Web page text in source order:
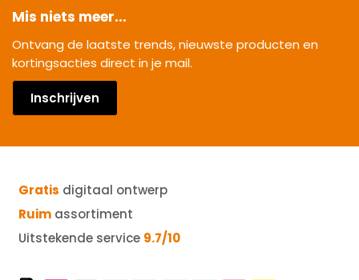
Mis niets meer...
Ontvang de laatste trends, nieuwste producten en
kortingsacties direct in je mail.
Inschrijven
Gratis digitaal ontwerp
Ruim assortiment
Uitstekende service 9.7/10